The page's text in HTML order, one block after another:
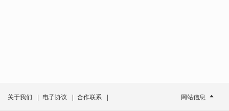
关于我们 | 电子协议 | 合作联系 | 网站信息